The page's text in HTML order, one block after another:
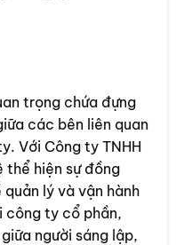
trọng chứa đựng
các bên liên quan
Với Công ty TNHH
thể hiện sự đồng
lý và vận hành
công ty cổ phần,
người sáng lập,